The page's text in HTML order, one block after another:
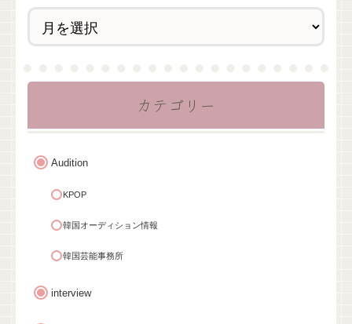
カテゴリー
Audition
KPOP
韓国オーディション情報
韓国芸能事務所
interview